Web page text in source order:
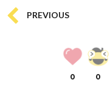
PREVIOUS
0 0